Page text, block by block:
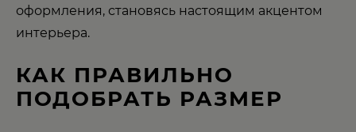
оформления, становясь настоящим акцентом
интерьера.
КАК ПРАВИЛЬНО
ПОДОБРАТЬ РАЗМЕР